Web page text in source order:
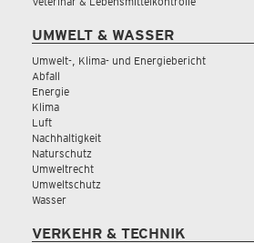
UMWELT & WASSER
Umwelt-, Klima- und Energiebericht
Abfall
Energie
Klima
Luft
Nachhaltigkeit
Naturschutz
Umweltrecht
Umweltschutz
Wasser
VERKEHR & TECHNIK